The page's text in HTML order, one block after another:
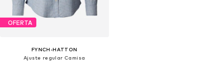
OFERTA
FYNCH-HATTON
Ajuste regular Camisa